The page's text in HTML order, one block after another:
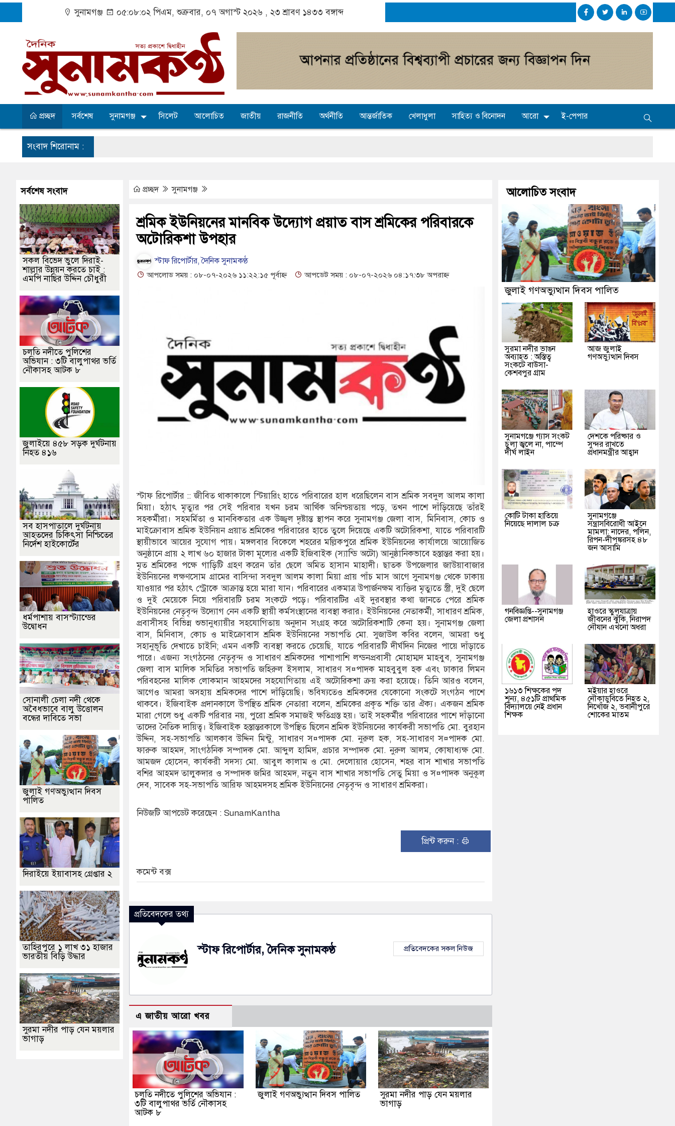
সুনামগঞ্জ ০৫:০৮:০২ পিএম, শুক্রবার, ০৭ অগাস্ট ২০২৬ ,২৩ শ্রাবণ ১৪৩৩ বঙ্গাব্দ
প্রচ্ছদ সর্বশেষ সুনামগঞ্জ সিলেট আলোচিত জাতীয় রাজনীতি অর্থনীতি আন্তর্জাতিক খেলাধুলা সাহিত্য ও বিনোদন আরো ই-পেপার
সংবাদ শিরোনাম :
দীর্ঘ লাইন
লীগের নেই : স্বরাষ্ট্রমন্ত্রী
গনবিজ্ঞপ্তি--সুনামগঞ্জ জেলা প্রশাসন
প্রাথমিক বিদ্যালয়ে নেই প্রধান শিক্ষক
প্রচ্ছদ সুনামগঞ্জ
শ্রমিক ইউনিয়নের মানবিক উদ্যোগ প্রয়াত বাস শ্রমিকের পরিবারকে
অটোরিকশা উপহার
স্টাফ রিপোর্টার, দৈনিক সুনামকণ্ঠ
আপলোড সময় : ০৮-০৭-২০২৬ ১১:২২:১৫ পূর্বাহ্ন আপডেট সময় : ০৮-০৭-২০২৬ ০৪:১৭:৩৮ অপরাহ্ন
স্টাফ রিপোর্টার :: জীবিত থাকাকালে স্টিয়ারিং হাতে পরিবারের হাল ধরেছিলেন বাস শ্রমিক সবদুল আলম কালা
মিয়া। হঠাৎ মৃত্যুর পর সেই পরিবার যখন চরম আর্থিক অনিশ্চয়তায় পড়ে, তখন পাশে দাঁড়িয়েছে তাঁরই
সহকর্মীরা। সহমর্মিতা ও মানবিকতার এক উজ্জ্বল দৃষ্টান্ত স্থাপন করে সুনামগঞ্জ জেলা বাস, মিনিবাস, কোচ ও
মাইক্রোবাস শ্রমিক ইউনিয়ন প্রয়াত শ্রমিকের পরিবারের হাতে তুলে দিয়েছে একটি অটোরিকশা, যাতে পরিবারটি
স্থায়ীভাবে আয়ের সুযোগ পায়। মঙ্গলবার বিকেলে শহরের মল্লিকপুরে শ্রমিক ইউনিয়নের কার্যালয়ে আয়োজিত
অনুষ্ঠানে প্রায় ২ লাখ ৬০ হাজার টাকা মূল্যের একটি ইজিবাইক (স্যান্ডি অটো) আনুষ্ঠানিকভাবে হস্তান্তর করা হয়।
মৃত শ্রমিকের পক্ষে গাড়িটি গ্রহণ করেন তাঁর ছেলে অমিত হাসান মাহাদী। ছাতক উপজেলার জাউয়াবাজার
ইউনিয়নের লক্ষণসোম গ্রামের বাসিন্দা সবদুল আলম কালা মিয়া প্রায় পাঁচ মাস আগে সুনামগঞ্জ থেকে ঢাকায়
যাওয়ার পর হঠাৎ স্ট্রোকে আক্রান্ত হয়ে মারা যান। পরিবারের একমাত্র উপার্জনক্ষম ব্যক্তির মৃত্যুতে স্ত্রী, দুই ছেলে
ও দুই মেয়েকে নিয়ে পরিবারটি চরম সংকটে পড়ে। পরিবারটির এই দুরবস্থার কথা জানতে পেরে শ্রমিক
ইউনিয়নের নেতৃবৃন্দ উদ্যোগ নেন একটি স্থায়ী কর্মসংস্থানের ব্যবস্থা করার। ইউনিয়নের নেতাকর্মী, সাধারণ শ্রমিক,
প্রবাসীসহ বিভিন্ন শুভানুধ্যায়ীর সহযোগিতায় অনুদান সংগ্রহ করে অটোরিকশাটি কেনা হয়। সুনামগঞ্জ জেলা
বাস, মিনিবাস, কোচ ও মাইক্রোবাস শ্রমিক ইউনিয়নের সভাপতি মো. সুজাউল কবির বলেন, আমরা শুধু
সহানুভূতি দেখাতে চাইনি; এমন একটি ব্যবস্থা করতে চেয়েছি, যাতে পরিবারটি দীর্ঘদিন নিজের পায়ে দাঁড়াতে
পারে। এজন্য সংগঠনের নেতৃবৃন্দ ও সাধারণ শ্রমিকদের পাশাপাশি লন্ডনপ্রবাসী মোহাম্মদ মাহবুব, সুনামগঞ্জ
জেলা বাস মালিক সমিতির সভাপতি জহিরুল ইসলাম, সাধারণ স¤পাদক মাহবুবুল হক এবং ঢাকার লিমন
পরিবহনের মালিক লোকমান আহমদের সহযোগিতায় এই অটোরিকশা ক্রয় করা হয়েছে। তিনি আরও বলেন,
আগেও আমরা অসহায় শ্রমিকদের পাশে দাঁড়িয়েছি। ভবিষ্যতেও শ্রমিকদের যেকোনো সংকটে সংগঠন পাশে
থাকবে। ইজিবাইক প্রদানকালে উপস্থিত শ্রমিক নেতারা বলেন, শ্রমিকের প্রকৃত শক্তি তার ঐক্য। একজন শ্রমিক
মারা গেলে শুধু একটি পরিবার নয়, পুরো শ্রমিক সমাজই ক্ষতিগ্রস্ত হয়। তাই সহকর্মীর পরিবারের পাশে দাঁড়ানো
তাদের নৈতিক দায়িত্ব। ইজিবাইক হস্তান্তরকালে উপস্থিত ছিলেন শ্রমিক ইউনিয়নের কার্যকরী সভাপতি মো. বুরহান
উদ্দিন, সহ-সভাপতি আলকাব উদ্দিন মিন্টু, সাধারণ স¤পাদক মো. নুরুল হক, সহ-সাধারণ স¤পাদক মো.
ফারুক আহমদ, সাংগঠনিক সম্পাদক মো. আব্দুল হামিদ, প্রচার সম্পাদক মো. নুরুল আলম, কোষাধ্যক্ষ মো.
আমজদ হোসেন, কার্যকরী সদস্য মো. আবুল কালাম ও মো. দেলোয়ার হোসেন, শহর বাস শাখার সভাপতি
বশির আহমদ তালুকদার ও সম্পাদক জমির আহমদ, নতুন বাস শাখার সভাপতি সেতু মিয়া ও স¤পাদক অনুকূল
দেব, সাবেক সহ-সভাপতি আরিফ আহমদসহ শ্রমিক ইউনিয়নের নেতৃবৃন্দ ও সাধারণ শ্রমিকরা।
নিউজটি আপডেট করেছেন : SunamKantha
প্রিন্ট করুন :
কমেন্ট বক্স
প্রতিবেদকের তথ্য
স্টাফ রিপোর্টার, দৈনিক সুনামকণ্ঠ প্রতিবেদকের সকল নিউজ
এ জাতীয় আরো খবর
চলতি নদীতে পুলিশের অভিযান :
৩টি বালুপাথর ভর্তি নৌকাসহ
আটক ৮
জুলাই গণঅভ্যুত্থান দিবস পালিত
সুরমা নদীর পাড় যেন ময়লার
ভাগাড়
সর্বশেষ সংবাদ
সকল বিভেদ ভুলে দিরাই-
শাল্লার উন্নয়ন করতে চাই :
এমপি নাছির উদ্দিন চৌধুরী
চলতি নদীতে পুলিশের
অভিযান : ৩টি বালুপাথর ভর্তি
নৌকাসহ আটক ৮
জুলাইয়ে ৪৫৮ সড়ক দুর্ঘটনায়
নিহত ৪১৬
সব হাসপাতালে দুর্ঘটনায়
আহতদের চিকিৎসা নিশ্চিতের
নির্দেশ হাইকোর্টের
ধর্মপাশায় বাসস্ট্যান্ডের
উদ্বোধন
সোনালী চেলা নদী থেকে
অবৈধভাবে বালু উত্তোলন
বন্ধের দাবিতে সভা
জুলাই গণঅভ্যুত্থান দিবস
পালিত
দিরাইয়ে ইয়াবাসহ গ্রেপ্তার ২
তাহিরপুরে ১ লাখ ৩১ হাজার
ভারতীয় বিড়ি উদ্ধার
সুরমা নদীর পাড় যেন ময়লার
ভাগাড়
আলোচিত সংবাদ
জুলাই গণঅভ্যুত্থান দিবস পালিত
সুরমা নদীর ভাঙন
অব্যাহত : অস্তিত্ব
সংকটে বাউসা-
কেশবপুর গ্রাম
আজ জুলাই
গণঅভ্যুত্থান দিবস
সুনামগঞ্জে গ্যাস সংকট
চুলা জ্বলে না, পাম্পে
দীর্ঘ লাইন
দেশকে পরিষ্কার ও
সুন্দর রাখতে
প্রধানমন্ত্রীর আহ্বান
কোটি টাকা হাতিয়ে
নিয়েছে দালাল চক্র
‎সুনামগঞ্জে
সন্ত্রাসবিরোধী আইনে
মামলা: নাদের, পলিন,
রিপন-দীপঙ্করসহ ৪৮
জন আসামি
গনবিজ্ঞপ্তি--সুনামগঞ্জ
জেলা প্রশাসন
হাওরে স্কুলযাত্রায়
জীবনের ঝুঁকি, নিরাপদ
নৌযান এখনো অধরা
১৬১৩ শিক্ষকের পদ
শূন্য, ৪৫১টি প্রাথমিক
বিদ্যালয়ে নেই প্রধান
শিক্ষক
মইয়ার হাওরে
নৌকাডুবিতে নিহত ২,
নিখোঁজ ২, ভবানীপুরে
শোকের মাতম